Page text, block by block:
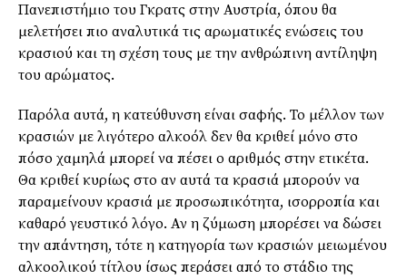
Πανεπιστήμιο του Γκρατς στην Αυστρία, όπου θα
μελετήσει πιο αναλυτικά τις αρωματικές ενώσεις του
κρασιού και τη σχέση τους με την ανθρώπινη αντίληψη
του αρώματος.
Παρόλα αυτά, η κατεύθυνση είναι σαφής. Το μέλλον των
κρασιών με λιγότερο αλκοόλ δεν θα κριθεί μόνο στο
πόσο χαμηλά μπορεί να πέσει ο αριθμός στην ετικέτα.
Θα κριθεί κυρίως στο αν αυτά τα κρασιά μπορούν να
παραμείνουν κρασιά με προσωπικότητα, ισορροπία και
καθαρό γευστικό λόγο. Αν η ζύμωση μπορέσει να δώσει
την απάντηση, τότε η κατηγορία των κρασιών μειωμένου
αλκοολικού τίτλου ίσως περάσει από το στάδιο της